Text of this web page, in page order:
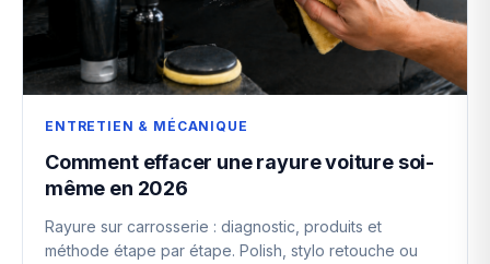
ENTRETIEN & MÉCANIQUE
Comment effacer une rayure voiture soi-
même en 2026
Rayure sur carrosserie : diagnostic, produits et
méthode étape par étape. Polish, stylo retouche ou